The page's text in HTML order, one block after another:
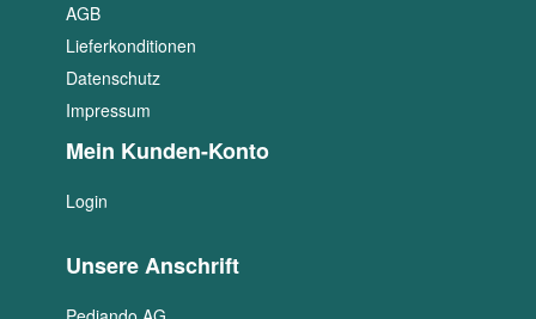
AGB
Lieferkonditionen
Datenschutz
Impressum
Mein Kunden-Konto
Login
Unsere Anschrift